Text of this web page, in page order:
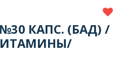
КАПС. (БАД) /